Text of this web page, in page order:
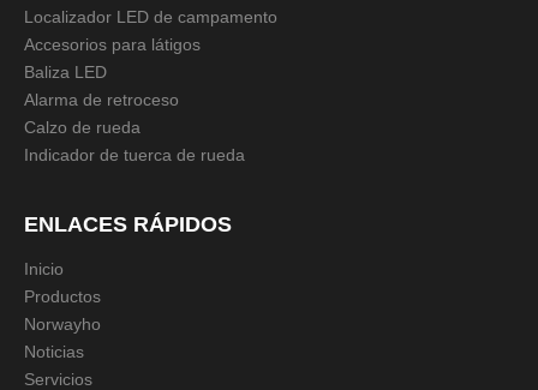
Localizador LED de campamento
Accesorios para látigos
Baliza LED
Alarma de retroceso
Calzo de rueda
Indicador de tuerca de rueda
ENLACES RÁPIDOS
Inicio
Productos
Norwayho
Noticias
Servicios